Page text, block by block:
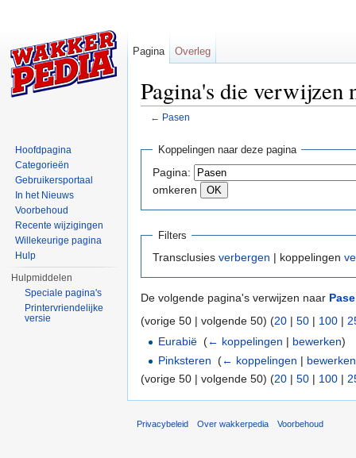
Pagina's die verwijzen
← Pasen
Koppelingen naar deze pagina
Pagina:
omkeren
Filters
Transclusies verbergen | koppelingen
De volgende pagina's verwijzen naar
(vorige 50 | volgende 50) (20 | 50 | 100 |
Eurabië (← koppelingen | bewerken)
Pinksteren
(← koppelingen | bewerken
(vorige 50 | volgende 50) (20 | 50 | 100 |
Pagina Overleg
Hoofdpagina
Categorieën
Gebruikersportaal
In het Nieuws
Voorbehoud
Recente wijzigingen
Willekeurige pagina
Hulp
Hulpmiddelen
Speciale pagina's
Printervriendelijke
versie
Privacybeleid Over wakkerpedia Voorbehoud